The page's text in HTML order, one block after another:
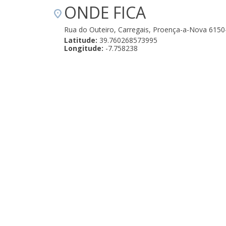
ONDE FICA
Rua do Outeiro, Carregais, Proença-a-Nova
Latitude: 39.760268573995
Longitude: -7.758238